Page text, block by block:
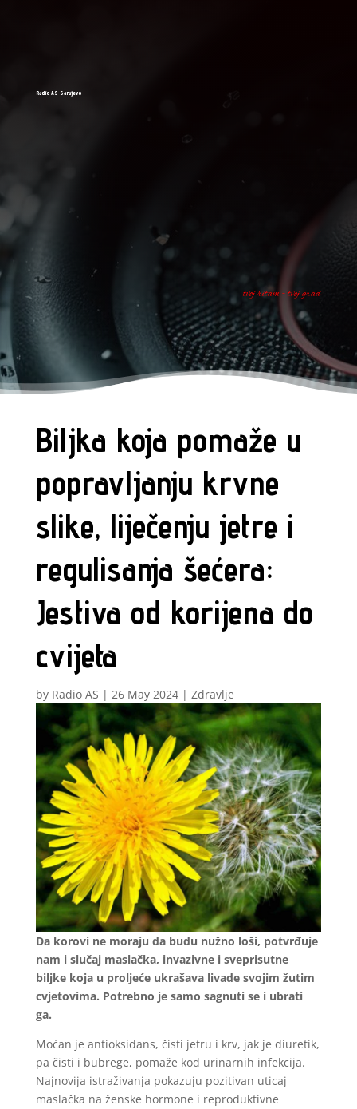
Radio AS Sarajevo
tvoj ritam - tvoj grad
Biljka koja pomaže u
popravljanju krvne
slike, liječenju jetre i
regulisanja šećera:
Jestiva od korijena do
cvijeta
by Radio AS | 26 May 2024| Zdravlje
Da korovi ne moraju da budu nužno loši, potvrđuje
nam i slučaj maslačka, invazivne i sveprisutne
biljke koja u proljeće ukrašava livade svojim žutim
cvjetovima. Potrebno je samo sagnuti se i ubrati
ga.
Moćan je antioksidans, čisti jetru i krv, jak je diuretik,
pa čisti i bubrege, pomaže kod urinarnih infekcija.
Najnovija istraživanja pokazuju pozitivan uticaj
maslačka na ženske hormone i reproduktivne